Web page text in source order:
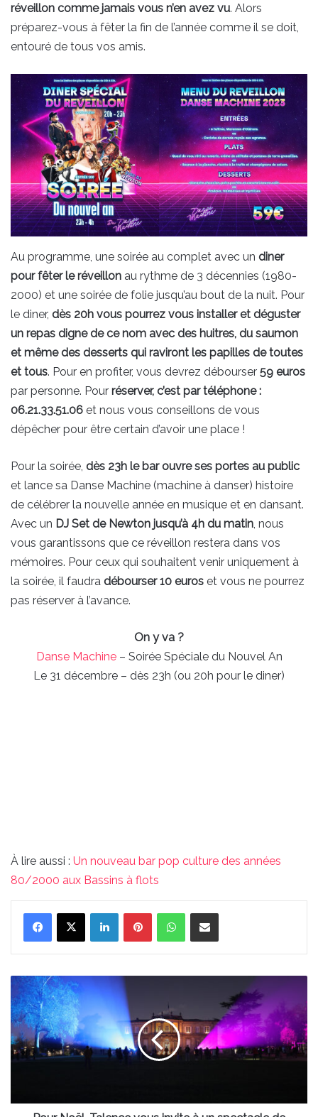
réveillon comme jamais vous n’en avez vu. Alors
préparez-vous à fêter la fin de l’année comme il se doit,
entouré de tous vos amis.
Au programme, une soirée au complet avec un diner
pour fêter le réveillon au rythme de 3 décennies (1980-
2000) et une soirée de folie jusqu’au bout de la nuit. Pour
le diner, dès 20h vous pourrez vous installer et déguster
un repas digne de ce nom avec des huitres, du saumon
et même des desserts qui raviront les papilles de toutes
et tous. Pour en profiter, vous devrez débourser 59 euros
par personne. Pour réserver, c’est par téléphone :
06.21.33.51.06 et nous vous conseillons de vous
dépêcher pour être certain d’avoir une place !
Pour la soirée, dès 23h le bar ouvre ses portes au public
et lance sa Danse Machine (machine à danser) histoire
de célébrer la nouvelle année en musique et en dansant.
Avec un DJ Set de Newton jusqu’à 4h du matin, nous
vous garantissons que ce réveillon restera dans vos
mémoires. Pour ceux qui souhaitent venir uniquement à
la soirée, il faudra débourser 10 euros et vous ne pourrez
pas réserver à l’avance.
On y va ?
Danse Machine– Soirée Spéciale du Nouvel An
Le 31 décembre – dès 23h (ou 20h pour le diner)
À lire aussi : Un nouveau bar pop culture des années
80/2000 aux Bassins à flots
LinkedinPinterestWhatsAppPartager par email
Pour
Noël,
Talence
vous
invite
à
de